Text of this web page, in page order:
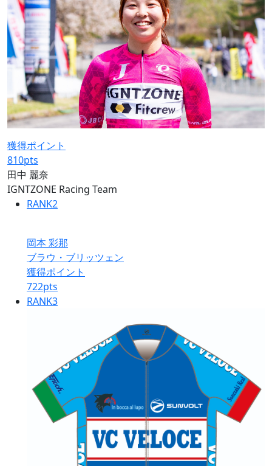
獲得ポイント
810pts
田中 麗奈
IGNTZONE Racing Team
RANK2
岡本 彩那
ブラウ・ブリッツェン
獲得ポイント
722pts
RANK3